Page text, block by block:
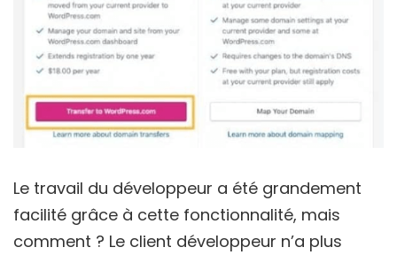
Le travail du développeur a été grandement
facilité grâce à cette fonctionnalité, mais
comment ? Le client développeur n’a plus